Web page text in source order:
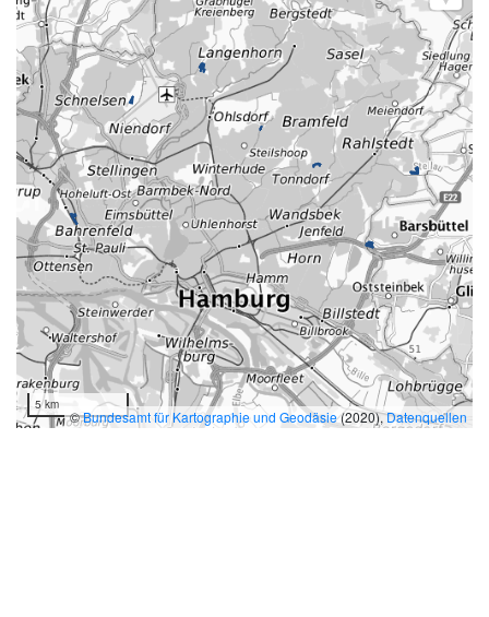
5 km
©Bundesamt für Kartographie und Geodäsie(2020),Datenquellen